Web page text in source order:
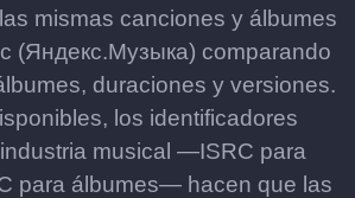
mismas canciones y álbumes
(Яндекс.Музыка) comparando
duraciones y versiones.
los identificadores
musical —ISRC para
para álbumes— hacen que las